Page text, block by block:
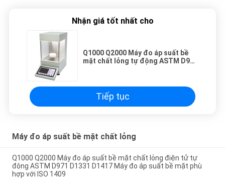
Nhận giá tốt nhất cho
Q1000 Q2000 Máy đo áp suất bề
mặt chất lỏng tự động ASTM D971
Tiếp tục
Máy đo áp suất bề mặt chất lỏng
Q1000 Q2000 Máy đo áp suất bề mặt chất lỏng điện tử tự
động ASTM D971 D1331 D1417 Máy đo áp suất bề mặt phù
hợp với ISO 1409